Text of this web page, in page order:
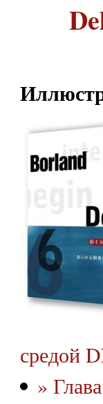
средой
»